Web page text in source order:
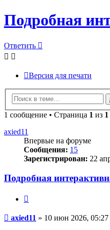
Подробная
Ответить
Версия для печати
1 сообщение • Страница 1 из 1
axied11
Впервые на форуме
Сообщения: 15
Зарегистрирован: 22
Подробная
Сообщение
axied11 » 10 июн 2026, 05:27